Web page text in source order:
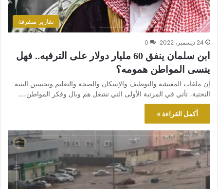
تقارير متفرقة
24 ديسمبر، 2022 0
ابن سلمان ينفق 60 مليار دولار على الترفيه.. فهل
ينسى المواطن همومه؟
إن ملفات المعيشة والتوظيف والإسكان والصحة والتعليم وتحسين البنية
التحتية، تأتي في المرتبة الأولى التي تشغل هم وبال وفكر المواطن،…
أكمل القراءة »